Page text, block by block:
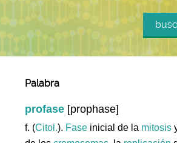
Palabra
profase [prophase]
f. (Citol.). Fase inicial de la mitosis